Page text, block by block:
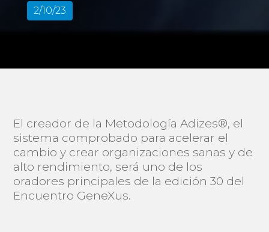
2/10/23
El creador de la Metodología Adizes®, el
sistema comprobado para acelerar el
cambio y crear organizaciones sanas y de
alto rendimiento, será uno de los
oradores principales de la edición 30 del
Encuentro GeneXus.